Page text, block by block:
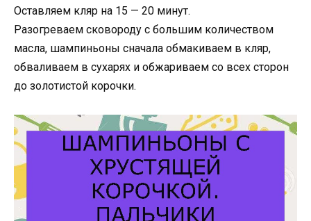
Оставляем кляр на 15 — 20 минут.
Разогреваем сковороду с большим количеством
масла, шампиньоны сначала обмакиваем в кляр,
обваливаем в сухарях и обжариваем со всех сторон
до золотистой корочки.